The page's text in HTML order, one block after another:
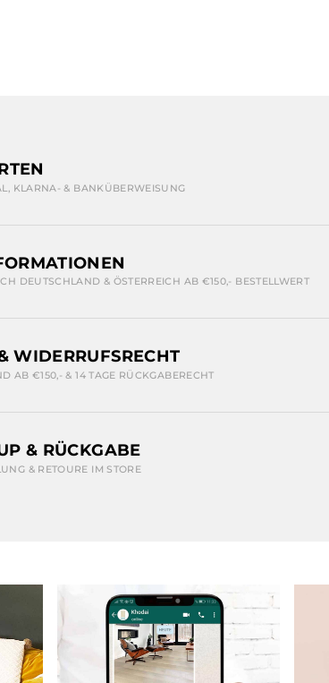
KLARNA- & BANKÜBERWEISUNG
DEUTSCHLAND & ÖSTERREICH AB €150,- BESTELLWERT
WIDERRUFSRECHT
AB €150,- & 14 TAGE RÜCKGABERECHT
& RÜCKGABE
& RETOURE IM STORE